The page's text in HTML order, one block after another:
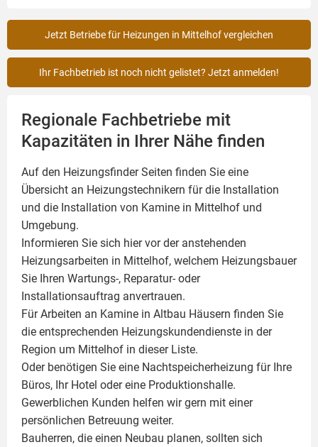
Jetzt Betriebe für Heizungen in Mittelhof vergleichen
Ihr Fachbetrieb ist noch nicht gelistet? Jetzt anmelden!
Regionale Fachbetriebe mit
Kapazitäten in Ihrer Nähe finden
Auf den Heizungsfinder Seiten finden Sie eine
Übersicht an Heizungstechnikern für die Installation
und die Installation von Kamine in Mittelhof und
Umgebung.
Informieren Sie sich hier vor der anstehenden
Heizungsarbeiten in Mittelhof, welchem Heizungsbauer
Sie Ihren Wartungs-, Reparatur- oder
Installationsauftrag anvertrauen.
Für Arbeiten an Kamine in Altbau Häusern finden Sie
die entsprechenden Heizungskundendienste in der
Region um Mittelhof in dieser Liste.
Oder benötigen Sie eine Nachtspeicherheizung für Ihre
Büros, Ihr Hotel oder eine Produktionshalle.
Gewerblichen Kunden helfen wir gern mit einer
persönlichen Betreuung weiter.
Bauherren, die einen Neubau planen, sollten sich